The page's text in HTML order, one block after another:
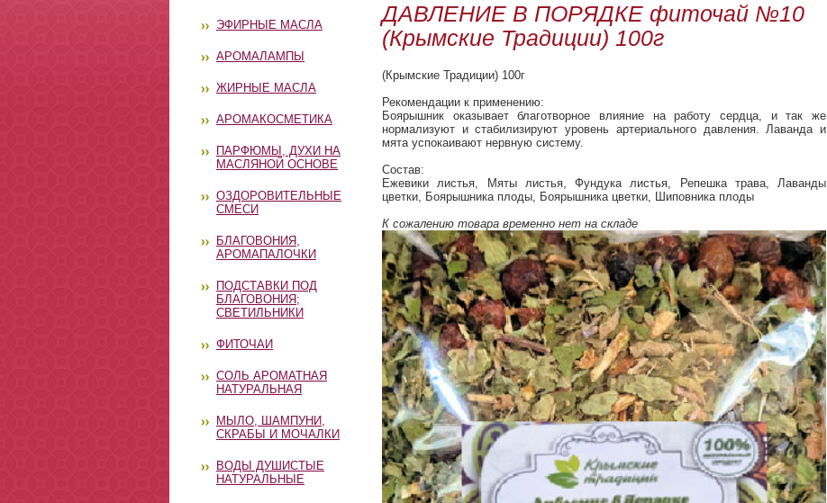
ЭФИРНЫЕ МАСЛА
АРОМАЛАМПЫ
ЖИРНЫЕ МАСЛА
АРОМАКОСМЕТИКА
ПАРФЮМЫ, ДУХИ НА
МАСЛЯНОЙ ОСНОВЕ
ОЗДОРОВИТЕЛЬНЫЕ
СМЕСИ
БЛАГОВОНИЯ,
АРОМАПАЛОЧКИ
ПОДСТАВКИ ПОД
БЛАГОВОНИЯ;
СВЕТИЛЬНИКИ
ФИТОЧАИ
СОЛЬ АРОМАТНАЯ
НАТУРАЛЬНАЯ
МЫЛО, ШАМПУНИ,
СКРАБЫ И МОЧАЛКИ
ВОДЫ ДУШИСТЫЕ
НАТУРАЛЬНЫЕ
ДАВЛЕНИЕ В ПОРЯДКЕ фиточай №10
(Крымские Традиции) 100г
(Крымские Традиции) 100г
Рекомендации к применению:
Боярышник оказывает благотворное влияние на работу сердца, и так же
нормализуют и стабилизируют уровень артериального давления. Лаванда и
мята успокаивают нервную систему.
Состав:
Ежевики листья, Мяты листья, Фундука листья, Репешка трава, Лаванды
цветки, Боярышника плоды, Боярышника цветки, Шиповника плоды
К сожалению товара временно нет на складе